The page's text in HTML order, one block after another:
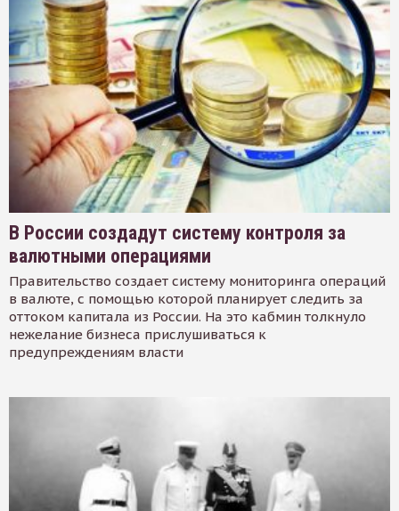
В России создадут систему контроля за
валютными операциями
Правительство создает систему мониторинга операций
в валюте, с помощью которой планирует следить за
оттоком капитала из России. На это кабмин толкнуло
нежелание бизнеса прислушиваться к
предупреждениям власти